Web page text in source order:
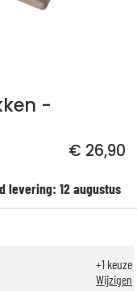
-
€ 26,90
levering: 12 augustus
+1 keuze
Wijzigen